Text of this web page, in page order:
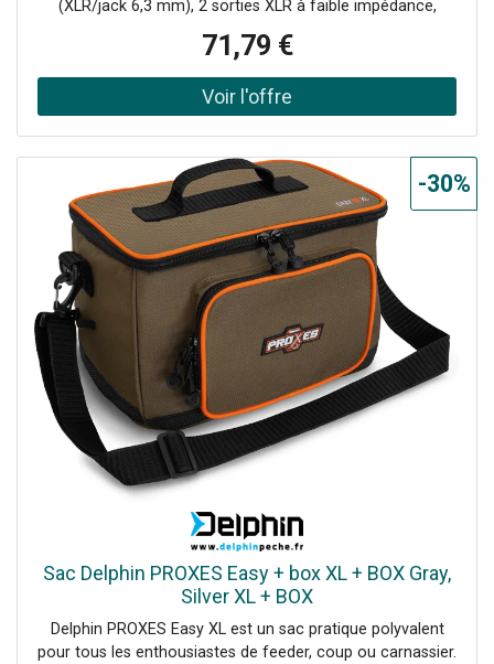
(XLR/jack 6,3 mm), 2 sorties XLR à faible impédance,
exemple, lecteur CD, instruments) en 2 sorties XLR
symétriques, pour connecter une table de mixage.,
Commutable en mode split (l'entrée 2 achemine le signal
vers les deux sorties), Atténuation d'entrée commutable: 0
sous le boîtier., Pour des domaines d'application tels que:
Installation, utilisation mobile, DJ mobiles / animateurs,
Contenu de l'emballage 1 appareil, 1 manuel d'utilisation,
Gamme de fréquences: 15 - 30 000 Hz, Impédance:
Entrée: 50 kOhmSortie: 600 ohms, Atténuation de l'entrée:
0 dB, -20 dB, -40 dB, commutable, Couleur du boîtier:
Argent, Éléments de commande: Sélecteur de levage au
sol, Connexions: Entrée: 2 x prise combinée XLR 3
broches/jack 6,35 mm (F) (version à montage)Sortie: ligne
via 2 x XLR 3 broches, Niveau max.: Sortie: +6 dBu,
Dimensions: Largeur: 15 cmProfondeur: 13 cmHauteur: 6
cm, Poids: 0,65 kg
71,79 €
Sac Delphin PROXES Easy + box XL + BOX Gray,
Silver XL + BOX
Delphin PROXES Easy XL est un sac pratique polyvalent
pour tous les enthousiastes de feeder, coup ou carnassier.
-30%